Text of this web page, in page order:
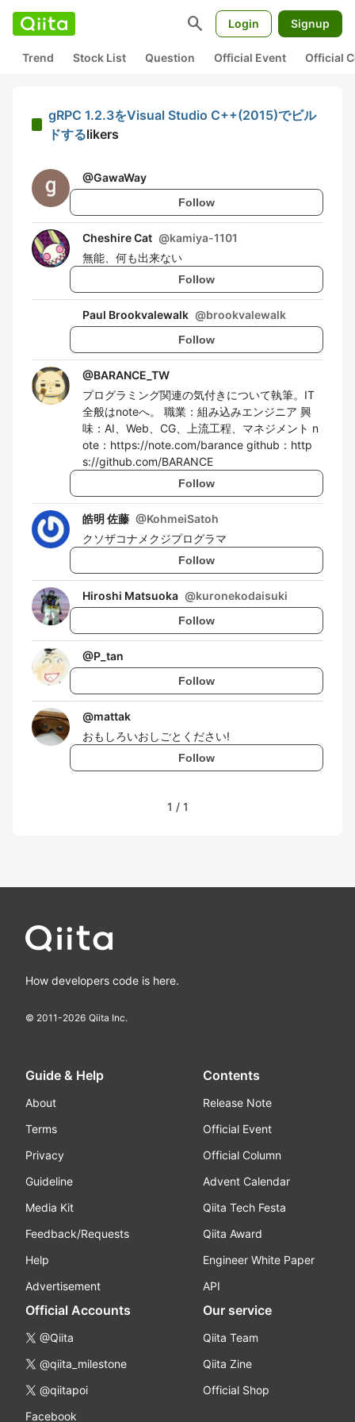
search Login Signup
Trend Stock List Question Official Event Official
gRPC 1.2.3をVisual Studio C++(2015)でビル
ドするlikers
@GawaWay
Follow
Cheshire Cat @kamiya-1101
無能、何も出来ない
Follow
Paul Brookvalewalk @brookvalewalk
Follow
@BARANCE_TW
プログラミング関連の気付きについて執筆。IT
全般はnoteへ。 職業：組み込みエンジニア 興
味：AI、Web、CG、上流工程、マネジメント n
ote：https://note.com/barance github：http
s://github.com/BARANCE
Follow
皓明 佐藤 @KohmeiSatoh
クソザコナメクジプログラマ
Follow
Hiroshi Matsuoka @kuronekodaisuki
Follow
@P_tan
Follow
@mattak
おもしろいおしごとください!
Follow
1 / 1
How developers code is here.
© 2011-2026 Qiita Inc.
Guide & Help
About
Terms
Privacy
Guideline
Media Kit
Feedback/Requests
Help
Advertisement
Contents
Release Note
Official Event
Official Column
Advent Calendar
Qiita Tech Festa
Qiita Award
Engineer White Paper
API
Official Accounts
@Qiita
@qiita_milestone
@qiitapoi
Facebook
Our service
Qiita Team
Qiita Zine
Official Shop